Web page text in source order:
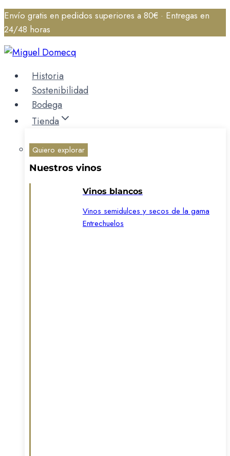
Saltar
al
contenido
Envío gratis en pedidos superiores a 80€ · Entregas en
24/48 horas
Historia
Sostenibilidad
Bodega
Tienda
Quiero explorar
Nuestros vinos
Vinos blancos
Vinos semidulces y secos de la gama
Entrechuelos